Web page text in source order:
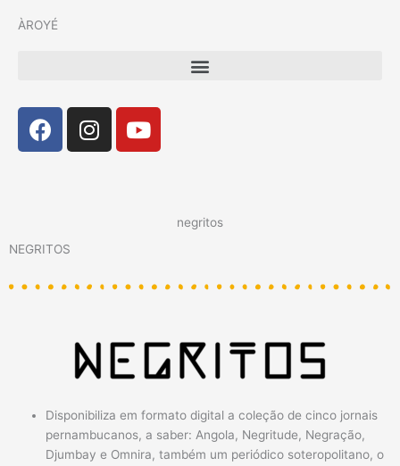
ÀROYÉ
Menu
Facebook
Instagram
Youtube
negritos
NEGRITOS
Disponibiliza em formato digital a coleção de cinco jornais
pernambucanos, a saber: Angola, Negritude, Negração,
Djumbay e Omnira, também um periódico soteropolitano, o